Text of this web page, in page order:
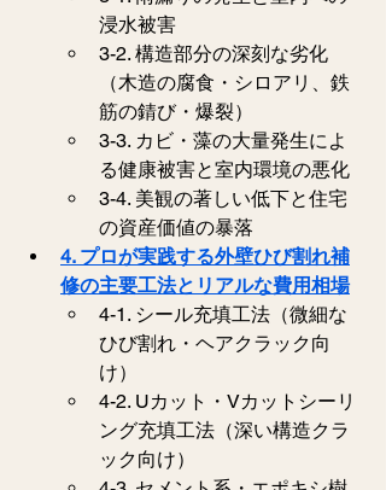
浸水被害
3-2. 構造部分の深刻な劣化
（木造の腐食・シロアリ、鉄
筋の錆び・爆裂）
3-3. カビ・藻の大量発生によ
る健康被害と室内環境の悪化
3-4. 美観の著しい低下と住宅
の資産価値の暴落
4. プロが実践する外壁ひび割れ補
修の主要工法とリアルな費用相場
4-1. シール充填工法（微細な
ひび割れ・ヘアクラック向
け）
4-2. Uカット・Vカットシーリ
ング充填工法（深い構造クラ
ック向け）